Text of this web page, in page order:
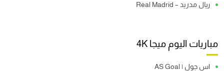
ريال مدريد – Real Madrid
مباريات اليوم ميجا 4K
اس جول | AS Goal